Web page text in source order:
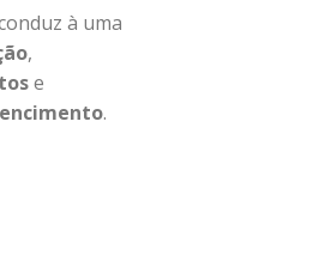
à uma
,
e
.